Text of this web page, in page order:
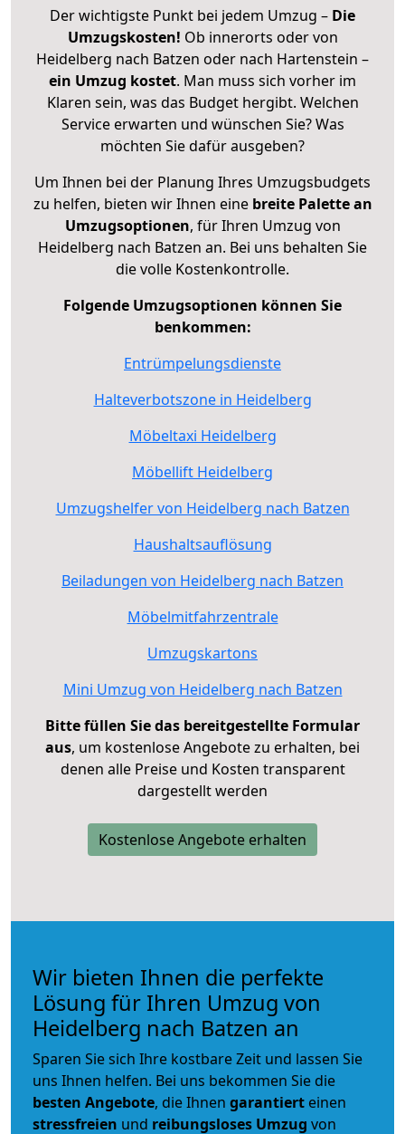
Der wichtigste Punkt bei jedem Umzug – Die
Umzugskosten! Ob innerorts oder von
Heidelberg nach Batzen oder nach Hartenstein –
ein Umzug kostet. Man muss sich vorher im
Klaren sein, was das Budget hergibt. Welchen
Service erwarten und wünschen Sie? Was
möchten Sie dafür ausgeben?
Um Ihnen bei der Planung Ihres Umzugsbudgets
zu helfen, bieten wir Ihnen eine breite Palette an
Umzugsoptionen, für Ihren Umzug von
Heidelberg nach Batzen an. Bei uns behalten Sie
die volle Kostenkontrolle.
Folgende Umzugsoptionen können Sie
benkommen:
Entrümpelungsdienste
Halteverbotszone in Heidelberg
Möbeltaxi Heidelberg
Möbellift Heidelberg
Umzugshelfer von Heidelberg nach Batzen
Haushaltsauflösung
Beiladungen von Heidelberg nach Batzen
Möbelmitfahrzentrale
Umzugskartons
Mini Umzug von Heidelberg nach Batzen
Bitte füllen Sie das bereitgestellte Formular
aus, um kostenlose Angebote zu erhalten, bei
denen alle Preise und Kosten transparent
dargestellt werden
Kostenlose Angebote erhalten
Wir bieten Ihnen die perfekte
Lösung für Ihren Umzug von
Heidelberg nach Batzen an
Sparen Sie sich Ihre kostbare Zeit und lassen Sie
uns Ihnen helfen. Bei uns bekommen Sie die
besten Angebote, die Ihnen garantiert einen
stressfreien und reibungsloses Umzug von